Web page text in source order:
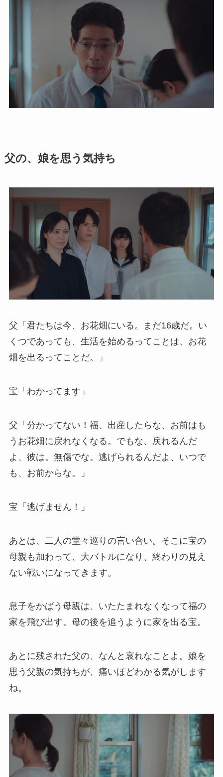
父の、娘を思う気持ち
父「君たちは今、お花畑にいる。まだ16歳だ。い
くつであっても、生活を始めるってことは、お花
畑を出るってことだ。」
宝「わかってます」
父「分かってない！福、出産したらな、お前はも
うお花畑に戻れなくなる。でもな、戻れるんだ
よ、彼は。無傷でな。逃げられるんだよ、いつで
も、お前からな。」
宝「逃げません！」
あとは、二人の堂々巡りの言い合い。そこに宝の
母親も加わって、大バトルになり、終わりの見え
ない戦いになってきます。
息子をかばう母親は、いたたまれなくなって福の
家を飛び出す。母の後を追うように家を出る宝。
あとに残された父の、なんと哀れなことよ。娘を
思う父親の気持ちが、痛いほどわかる気がします
ね。